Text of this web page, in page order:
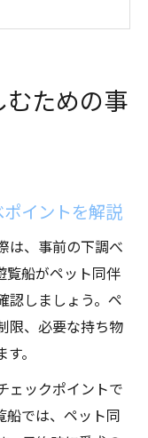
ペット同伴ル
コツと工夫集
の過ごし方
快適ポイント
クス術を伝授
なマナーと配
るための注意点
対策と注意点
ための事
イントを解説
は、事前の下調べ
覧船がペット同伴
認しましょう。ペ
限、必要な持ち物
。
ェックポイントで
船では、ペット同